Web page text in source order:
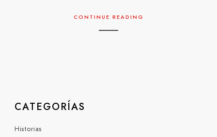
CONTINUE READING
CATEGORÍAS
Historias